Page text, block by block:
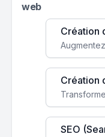
web
Création
Création
SEO